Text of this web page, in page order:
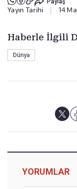
Paylaş
Yayın Tarihi 14
Haberle İlgili
Dünya
YORUMLAR